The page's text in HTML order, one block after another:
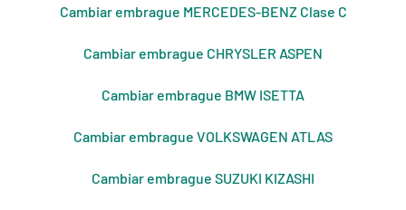
Cambiar embrague MERCEDES-BENZ Clase C
Cambiar embrague CHRYSLER ASPEN
Cambiar embrague BMW ISETTA
Cambiar embrague VOLKSWAGEN ATLAS
Cambiar embrague SUZUKI KIZASHI